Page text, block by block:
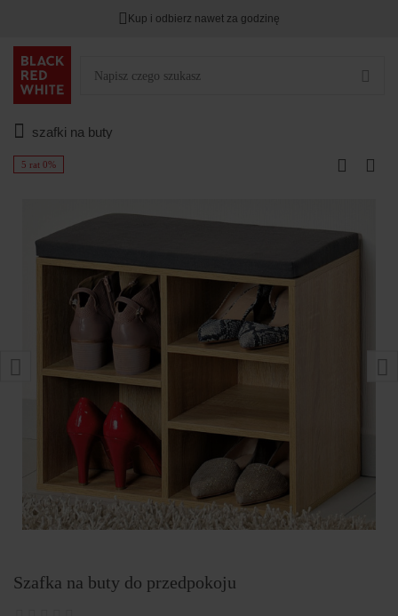
Kup i odbierz nawet za godzinę
szafki na buty
5 rat 0%
Szafka na buty do przedpokoju